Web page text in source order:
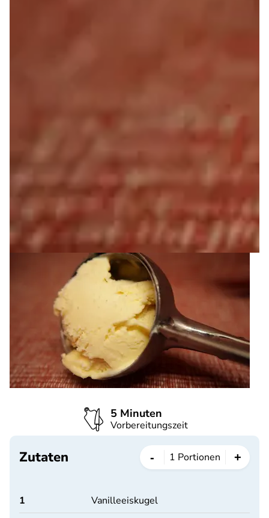
5 Minuten
Vorbereitungszeit
Zutaten - 1 Portionen +
1
Vanilleeiskugel